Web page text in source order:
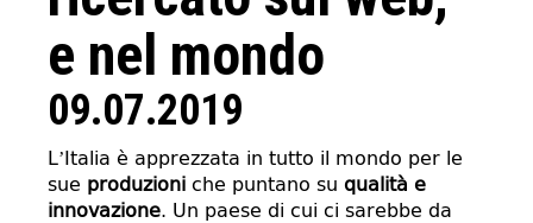
e nel mondo
09.07.2019
L’Italia è apprezzata in tutto il mondo per le
sue produzioni che puntano su qualità e
innovazione. Un paese di cui ci sarebbe da